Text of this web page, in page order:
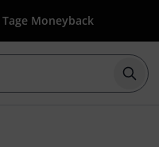
Tage Moneyback